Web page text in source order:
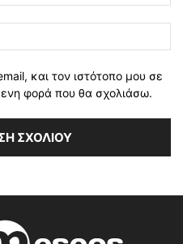
και τον ιστότοπο μου σε
φορά που θα σχολιάσω.